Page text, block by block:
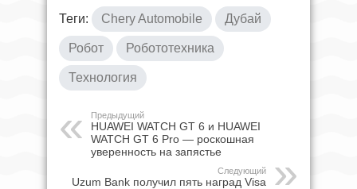
Теги: Chery Automobile Дубай
Робот Робототехника
Технология
Предыдущий
HUAWEI WATCH GT 6 и HUAWEI
WATCH GT 6 Pro — роскошная
уверенность на запястье
Следующий
Uzum Bank получил пять наград Visa